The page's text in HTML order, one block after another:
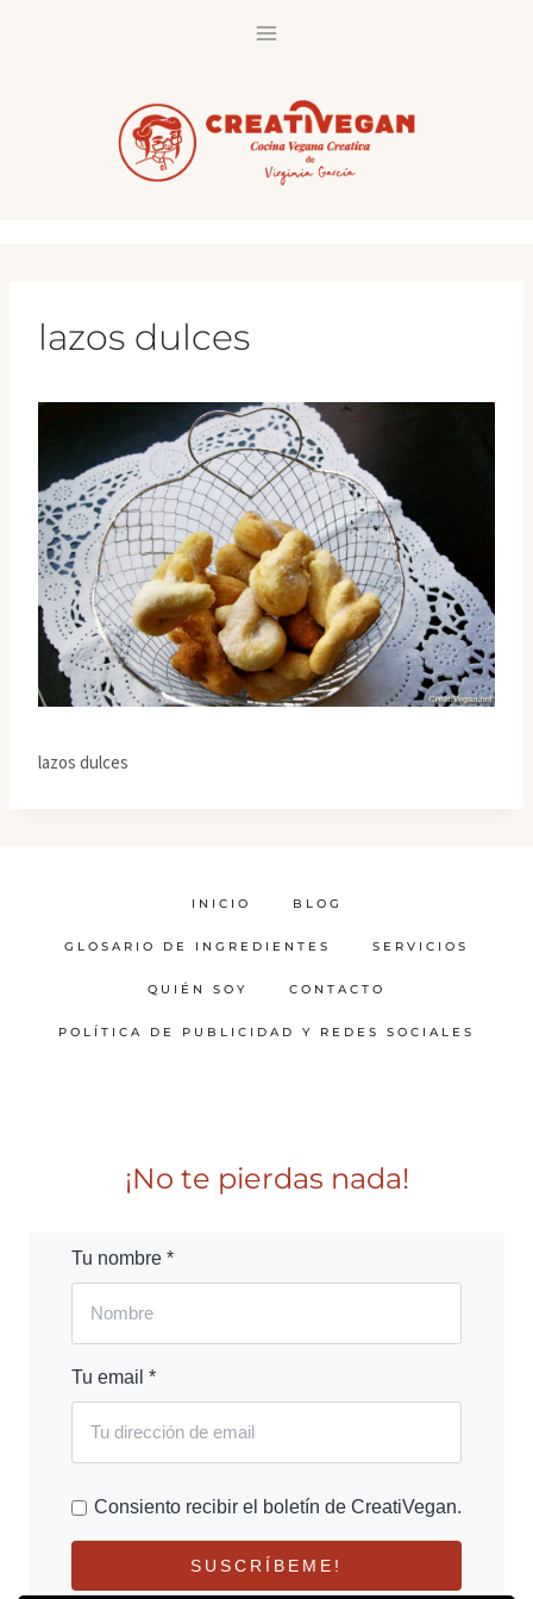
lazos dulces
lazos dulces
INICIO BLOG
GLOSARIO DE INGREDIENTES SERVICIOS
QUIÉN SOY CONTACTO
POLÍTICA DE PUBLICIDAD Y REDES SOCIALES
¡No te pierdas nada!
Tu nombre *
Tu email *
Consiento recibir el boletín de CreatiVegan.
SUSCRÍBEME!